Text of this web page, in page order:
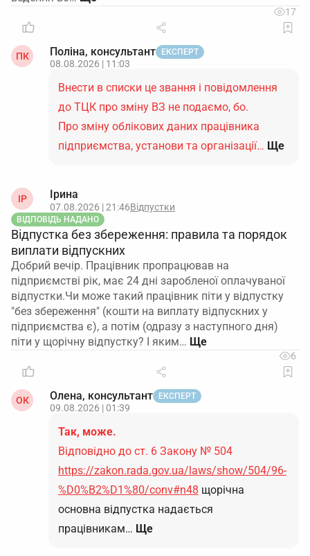
17
ПК Поліна, консультант ЕКСПЕРТ
08.08.2026 | 11:03
Внести в списки це звання і повідомлення
до ТЦК про зміну ВЗ не подаємо, бо.
Про зміну облікових даних працівника
підприємства, установи та організації… Ще
ІР Ірина
07.08.2026 | 21:46Відпустки
ВІДПОВІДЬ НАДАНО
Відпустка без збереження: правила та порядок
виплати відпускних
Добрий вечір. Працівник пропрацював на
підприємстві рік, має 24 дні заробленої оплачуваної
відпустки.Чи може такий працівник піти у відпустку
"без збереження" (кошти на виплату відпускних у
підприємства є), а потім (одразу з наступного дня)
піти у щорічну відпустку? І яким…
6
ОК Олена, консультант ЕКСПЕРТ
09.08.2026 | 01:39
Так, може.
Відповідно до ст. 6 Закону № 504
https://zakon.rada.gov.ua/laws/show/504/96-
%D0%B2%D1%80/conv#n48 щорічна
основна відпустка надається
працівникам… Ще